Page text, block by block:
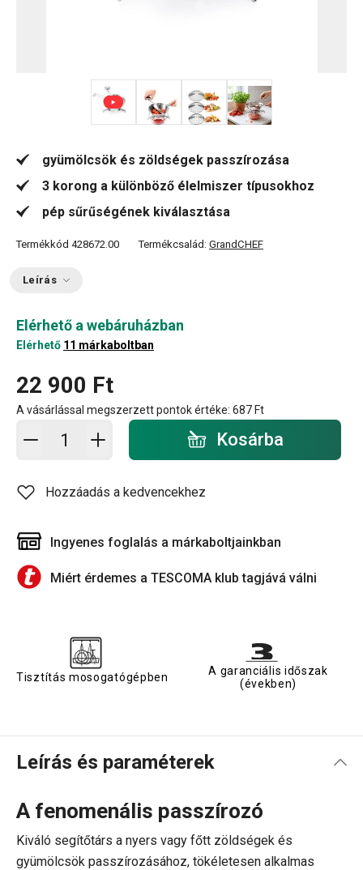
gyümölcsök és zöldségek passzírozása
3 korong a különböző élelmiszer típusokhoz
pép sűrűségének kiválasztása
Termékkód 428672.00 Termékcsalád: GrandCHEF
Leírás
Elérhető a webáruházban
Elérhető 11 márkaboltban
22 900 Ft
A vásárlással megszerzett pontok értéke: 687 Ft
Kosárba - mennyiség Kosárba
Hozzáadás a kedvencekhez
Ingyenes foglalás a márkaboltjainkban
Miért érdemes a TESCOMA klub tagjává válni
Tisztítás mosogatógépben
A garanciális időszak
(években)
Leírás és paraméterek
A fenomenális passzírozó
Kiváló segítőtárs a nyers vagy főtt zöldségek és
gyümölcsök passzírozásához, tökéletesen alkalmas